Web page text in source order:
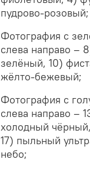
пудрово-розовый;
Фотография с
слева направо –
зелёный, 10)
жёлто-бежевый;
Фотография с
слева направо –
холодный
17) пыльный
небо;